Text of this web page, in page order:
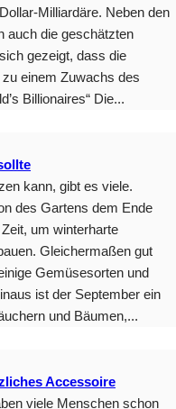
Milliardäre. Neben den
auch die geschätzten
gezeigt, dass die
einem Zuwachs des
Billionaires“ Die...
kann, gibt es viele.
des Gartens dem Ende
um winterharte
Gleichermaßen gut
Gemüsesorten und
ist der September ein
und Bäumen,...
Accessoire
viele Menschen schon